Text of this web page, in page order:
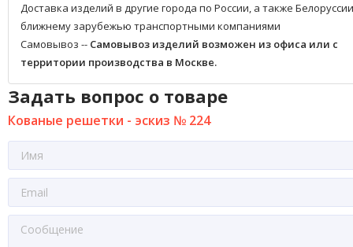
Доставка изделий в другие города по России, а также
ближнему зарубежью транспортными компаниями
Самовывоз -- Самовывоз изделий возможен из офиса или с
территории производства в Москве.
Задать вопрос о товаре
Кованые решетки - эскиз № 224